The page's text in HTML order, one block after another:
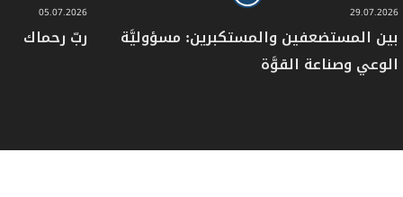
29.07.2026
بين المستضعفين والمستكبرين: مسؤوليَّة
الوعي وصناعة القوَّة
05.07.2026
ربّ رحماك